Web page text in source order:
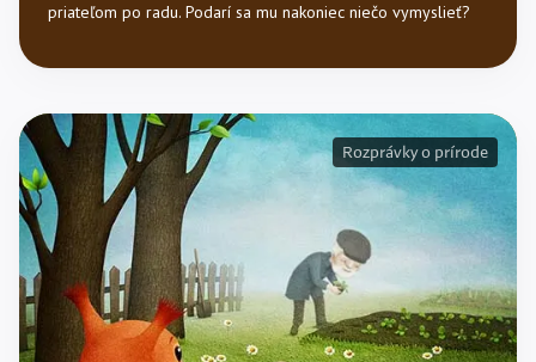
priateľom po radu. Podarí sa mu nakoniec niečo vymyslieť?
Rozprávky o prírode